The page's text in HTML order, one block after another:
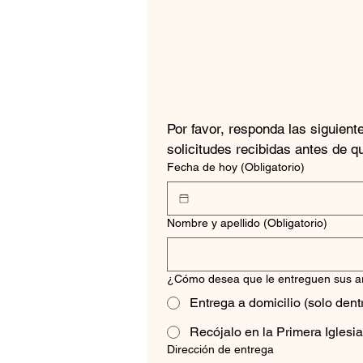
Por favor, responda las
solicitudes recibidas antes de
Fecha de hoy (Obligatorio)
Nombre y apellido (Obligatorio)
¿Cómo desea que le entreguen sus
Entrega a domicilio (solo
Recójalo en la Primera
Dirección de entrega